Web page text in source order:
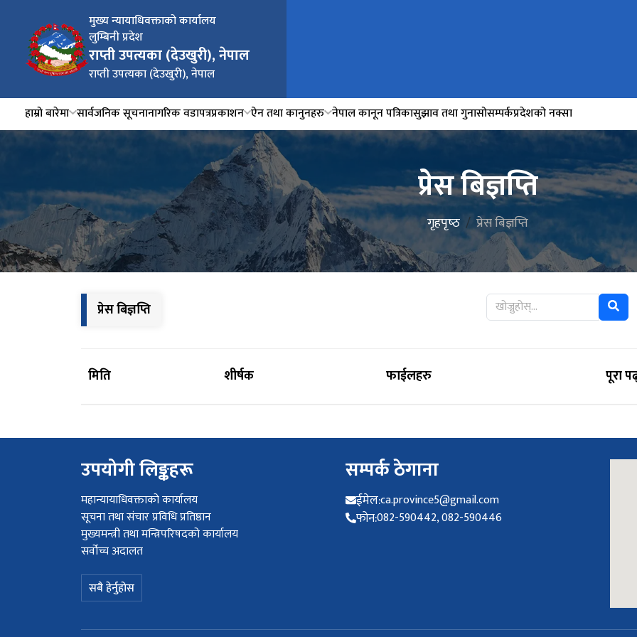
मुख्य न्यायाधिवक्ताको कार्यालय
लुम्बिनी प्रदेश
राप्ती उपत्यका (देउखुरी), नेपाल
राप्ती उपत्यका (देउखुरी), नेपाल
हाम्रो बारेमा सार्वजनिक सूचनानागरिक वडापत्रप्रकाशन ऐन तथा कानुनहरु नेपाल कानून पत्रिकासुझाव तथा गुनासोसम्पर्कप्रदेशको नक्सा
प्रेस बिज्ञप्ति
गृहपृष्‍ठ प्रेस बिज्ञप्ति
प्रेस बिज्ञप्ति
मिति शीर्षक फाईलहरु पूरा
उपयोगी लिङ्कहरू
महान्यायाधिवक्ताको कार्यालय
सूचना तथा संचार प्रविधि प्रतिष्ठान
मुख्यमन्त्री तथा मन्त्रिपरिषदको कार्यालय
सर्वोच्च अदालत
सबै हेर्नुहोस
सम्पर्क ठेगाना
ईमेल:ca.province5@gmail.com
फोन:082-590442, 082-590446